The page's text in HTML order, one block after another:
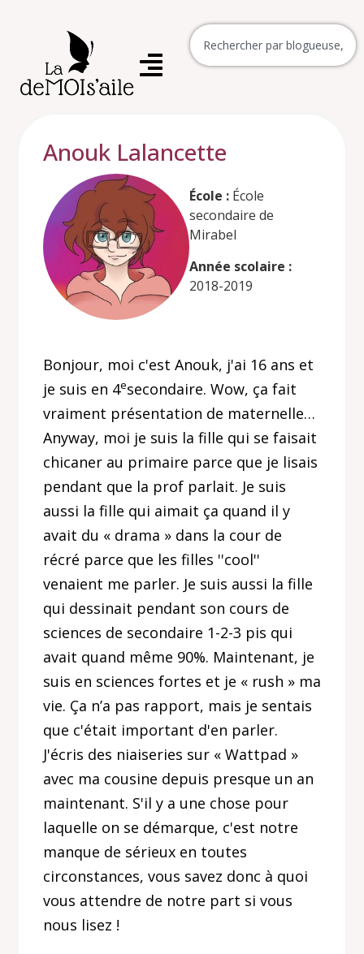
Anouk Lalancette
École : École
secondaire de
Mirabel
Année scolaire :
2018-2019
Bonjour, moi c'est Anouk, j'ai 16 ans et
je suis en 4esecondaire. Wow, ça fait
vraiment présentation de maternelle…
Anyway, moi je suis la fille qui se faisait
chicaner au primaire parce que je lisais
pendant que la prof parlait. Je suis
aussi la fille qui aimait ça quand il y
avait du « drama » dans la cour de
récré parce que les filles ''cool''
venaient me parler. Je suis aussi la fille
qui dessinait pendant son cours de
sciences de secondaire 1-2-3 pis qui
avait quand même 90%. Maintenant, je
suis en sciences fortes et je « rush » ma
vie. Ça n’a pas rapport, mais je sentais
que c'était important d'en parler.
J'écris des niaiseries sur « Wattpad »
avec ma cousine depuis presque un an
maintenant. S'il y a une chose pour
laquelle on se démarque, c'est notre
manque de sérieux en toutes
circonstances, vous savez donc à quoi
vous attendre de notre part si vous
nous lisez !